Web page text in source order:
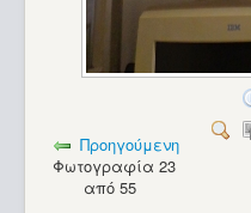
Extras_34
Προηγούμενη
Φωτογραφία 23
από 55